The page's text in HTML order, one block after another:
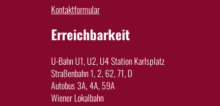
Kontaktformular
Erreichbarkeit
U-Bahn U1, U2, U4 Station Karlsplatz
Straßenbahn 1, 2, 62, 71, D
Autobus 3A, 4A, 59A
Wiener Lokalbahn